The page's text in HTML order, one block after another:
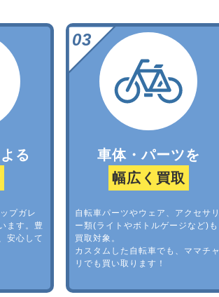
る
プガレ
ます。豊
安心して
車体・パーツを
幅広く買取
自転車パーツやウェア、アクセサリ
ー類(ライトやボトルゲージなど)も
買取対象。
カスタムした自転車でも、ママチャ
リでも買い取ります！